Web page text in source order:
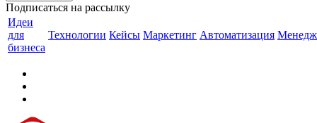
Подписаться на рассылку
Идеи
для
бизнеса
Технологии Кейсы Маркетинг Автоматизация